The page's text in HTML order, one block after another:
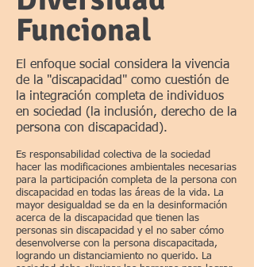
Funcional
El enfoque social considera la vivencia
de la "discapacidad" como cuestión de
la integración completa de individuos
en sociedad (la inclusión, derecho de la
persona con discapacidad).
Es responsabilidad colectiva de la sociedad
hacer las modificaciones ambientales necesarias
para la participación completa de la persona con
discapacidad en todas las áreas de la vida. La
mayor desigualdad se da en la desinformación
acerca de la discapacidad que tienen las
personas sin discapacidad y el no saber cómo
desenvolverse con la persona discapacitada,
logrando un distanciamiento no querido. La